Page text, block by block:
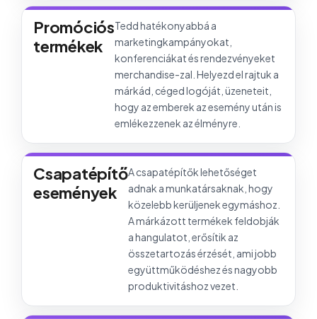
Promóciós
termékek
Tedd hatékonyabbá a
marketingkampányokat,
konferenciákat és rendezvényeket
merchandise-zal. Helyezd el rajtuk a
márkád, céged logóját, üzeneteit,
hogy az emberek az esemény után is
emlékezzenek az élményre.
Csapatépítő
események
A csapatépítők lehetőséget
adnak a munkatársaknak, hogy
közelebb kerüljenek egymáshoz.
A márkázott termékek feldobják
a hangulatot, erősítik az
összetartozás érzését, ami jobb
együttműködéshez és nagyobb
produktivitáshoz vezet.